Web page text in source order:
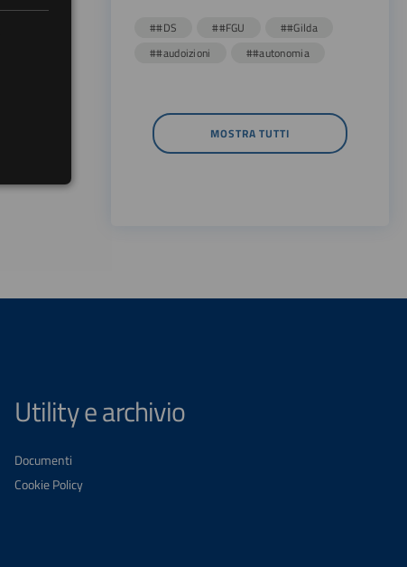
##DS ##FGU
##Gilda
##audoizioni
##autonomia
MOSTRA TUTTI
Utility e archivio
Documenti
Cookie Policy